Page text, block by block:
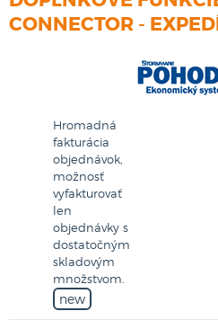
CONNECTOR -
Hromadná
fakturácia
objednávok,
možnosť
vyfakturovať
len
objednávky s
dostatočným
skladovým
množstvom.
new